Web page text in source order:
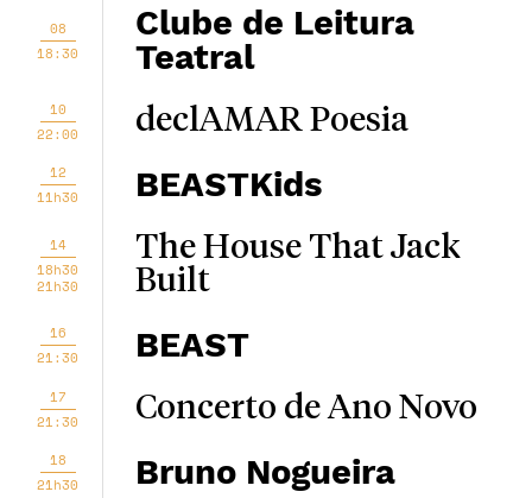
08
18:30
Clube de Leitura
Teatral
10
22:00
declAMAR Poesia
12
11h30
BEASTKids
14
18h30
21h30
The House That Jack
Built
16
21:30
BEAST
17
21:30
Concerto de Ano Novo
18
21h30
Bruno Nogueira